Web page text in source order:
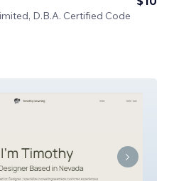
D.B.A. Certified Code